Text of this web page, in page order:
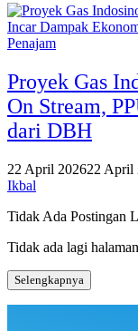
Penajam
Proyek Gas
On Stream,
dari DBH
22 April 202622 April
Ikbal
Tidak Ada Postingan
Tidak ada lagi
Selengkapnya